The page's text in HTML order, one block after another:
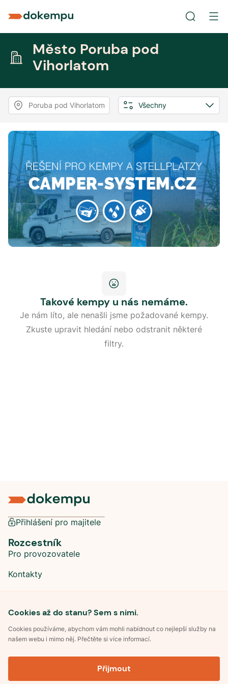
Město Poruba pod
Vihorlatom
Poruba pod Vihorlatom Všechny
Takové kempy u nás nemáme.
Je nám líto, ale nenašli jsme požadované kempy.
Zkuste upravit hledání nebo odstranit některé
filtry.
Cookies až do stanu? Sem s nimi.
Cookies používáme, abychom vám mohli nabídnout co nejlepší služby na
našem webu i mimo něj. Přečtěte si více informací.
Přijmout
Přihlášení pro majitele
Rozcestník
Pro provozovatele
Kontakty
Sociální sítě